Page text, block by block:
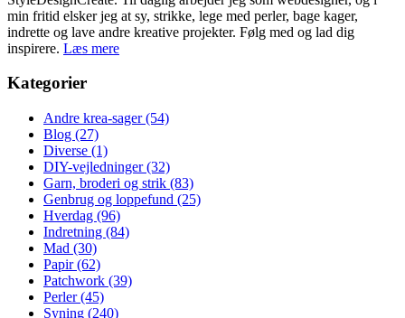
min fritid elsker jeg at sy, strikke, lege med perler, bage kager,
indrette og lave andre kreative projekter. Følg med og lad dig
inspirere. Læs mere
Kategorier
Andre krea-sager(54)
Blog (27)
Diverse (1)
DIY-vejledninger(32)
Garn, broderi og strik (83)
Genbrug og loppefund (25)
Hverdag (96)
Indretning (84)
Mad (30)
Papir(62)
Patchwork (39)
Perler(45)
Syning (240)